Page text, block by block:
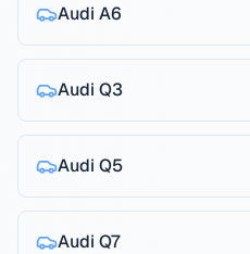
Audi A6
Audi Q3
Audi Q5
Audi Q7